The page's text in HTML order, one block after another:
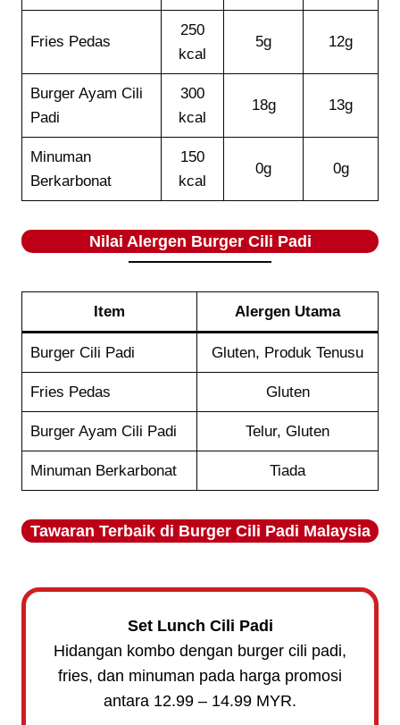
Fries Pedas
250
kcal
5g 12g
Burger Ayam Cili
Padi
300
kcal
18g 13g
Minuman
Berkarbonat
150
kcal
0g 0g
Nilai Alergen Burger Cili Padi
Item Alergen Utama
Burger Cili Padi Gluten, Produk Tenusu
Fries Pedas Gluten
Burger Ayam Cili Padi Telur, Gluten
Minuman Berkarbonat Tiada
Tawaran Terbaik di Burger Cili Padi Malaysia
Set Lunch Cili Padi
Hidangan kombo dengan burger cili padi,
fries, dan minuman pada harga promosi
antara 12.99 – 14.99 MYR.